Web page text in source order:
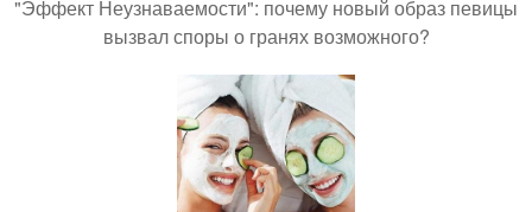
"Эффект Неузнаваемости": почему новый образ певицы
вызвал споры о гранях возможного?